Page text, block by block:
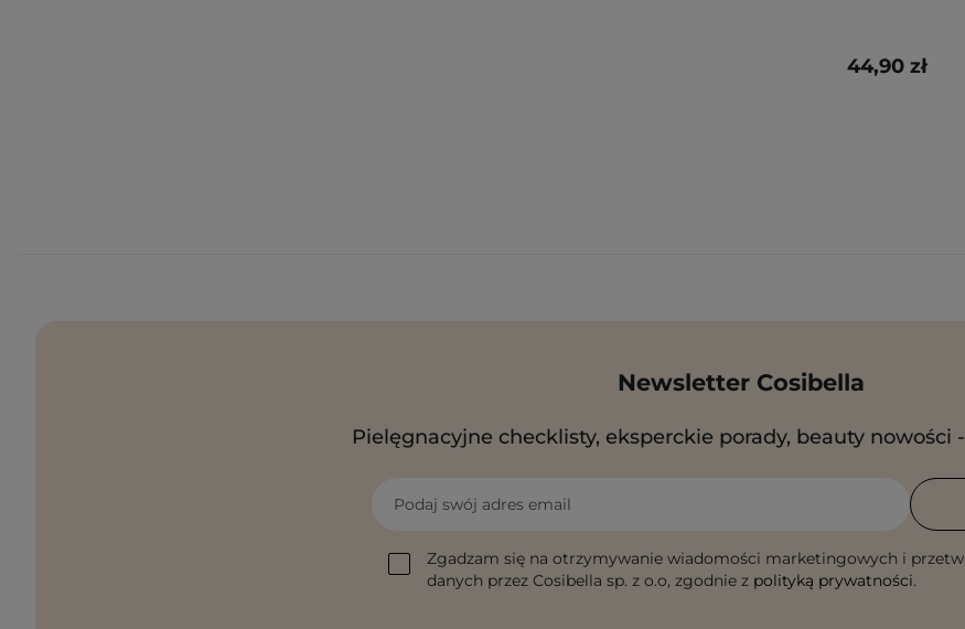
44,90 zł
Newsletter Cosibella
Pielęgnacyjne checklisty, eksperckie porady, beauty nowości
Podaj swój adres email
Zgadzam się na otrzymywanie wiadomości marketingowych i
danych przez Cosibella sp. z o.o, zgodnie z polityką prywatności.